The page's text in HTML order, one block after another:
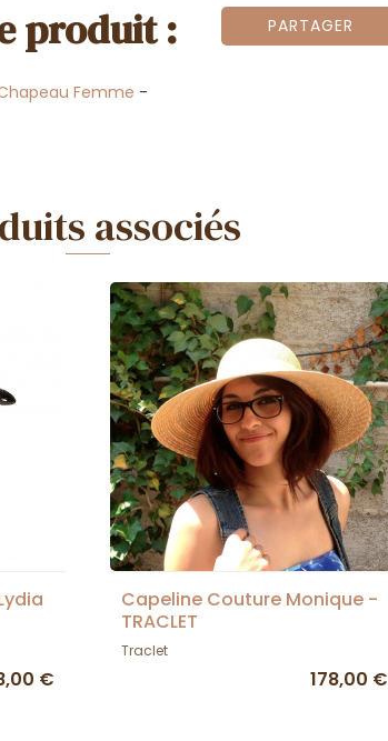
produit :
Femme -
PARTAGER
associés
€
Capeline Couture Monique -
TRACLET
Traclet
178,00 €